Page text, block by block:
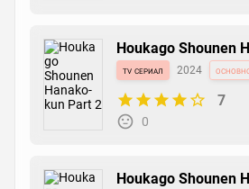
Houkago Shounen
2tv сериал 2024
7
0
Houkago Shounen